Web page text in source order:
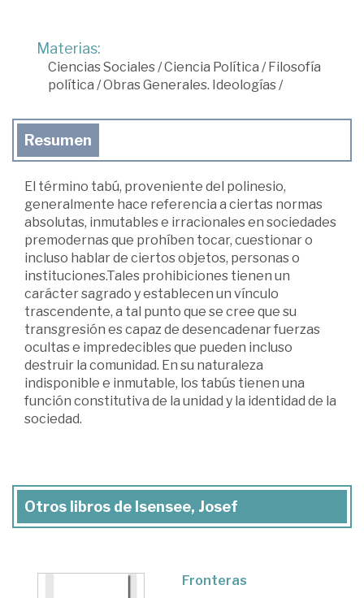
Materias:
Ciencias Sociales/Ciencia Política /Filosofía
política /Obras Generales. Ideologías/
Resumen
El término tabú, proveniente del polinesio,
generalmente hace referencia a ciertas normas
absolutas, inmutables e irracionales en sociedades
premodernas que prohíben tocar, cuestionar o
incluso hablar de ciertos objetos, personas o
instituciones.Tales prohibiciones tienen un
carácter sagrado y establecen un vínculo
trascendente, a tal punto que se cree que su
transgresión es capaz de desencadenar fuerzas
ocultas e impredecibles que pueden incluso
destruir la comunidad. En su naturaleza
indisponible e inmutable, los tabús tienen una
función constitutiva de la unidad y la identidad de la
sociedad.
Otros libros de Isensee, Josef
Fronteras